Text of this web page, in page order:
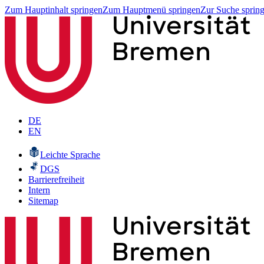
Zum Hauptinhalt springenZum Hauptmenü springenZur Suche
DE
EN
Leichte Sprache
DGS
Barrierefreiheit
Intern
Sitemap